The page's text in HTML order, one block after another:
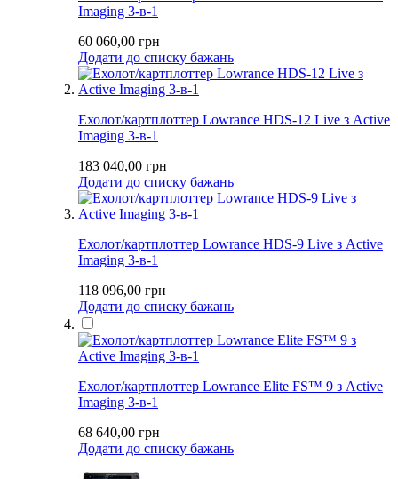
Imaging 3-в-1
60 060,00 грн
Додати до списку бажань
Ехолот/картплоттер Lowrance HDS-12 Live з Active
Imaging 3-в-1
183 040,00 грн
Додати до списку бажань
Ехолот/картплоттер Lowrance HDS-9 Live з Active
Imaging 3-в-1
118 096,00 грн
Додати до списку бажань
Ехолот/картплоттер Lowrance Elite FS™ 9 з Active
Imaging 3-в-1
68 640,00 грн
Додати до списку бажань